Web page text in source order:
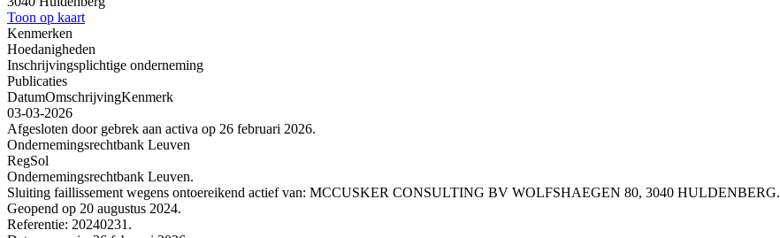
Toon op kaart
Kenmerken
Hoedanigheden
Inschrijvingsplichtige onderneming
Publicaties
DatumOmschrijvingKenmerk
03-03-2026
Afgesloten door gebrek aan activa op 26 februari 2026.
Ondernemingsrechtbank Leuven
RegSol
Ondernemingsrechtbank Leuven.
Sluiting faillissement wegens ontoereikend actief van: MCCUSKER CONSULTING BV WOLFSHAEGEN 80, 3040 HULDENBERG.
Geopend op 20 augustus 2024.
Referentie: 20240231.